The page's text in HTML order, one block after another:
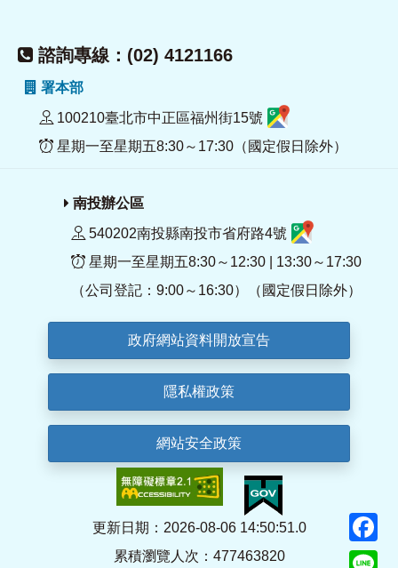
諮詢專線：(02) 4121166
署本部
100210臺北市中正區福州街15號
星期一至星期五8:30～17:30（國定假日除外）
南投辦公區
540202南投縣南投市省府路4號
星期一至星期五8:30～12:30 | 13:30～17:30
（公司登記：9:00～16:30）（國定假日除外）
政府網站資料開放宣告
隱私權政策
網站安全政策
更新日期：2026-08-06 14:50:51.0
累積瀏覽人次：477463820